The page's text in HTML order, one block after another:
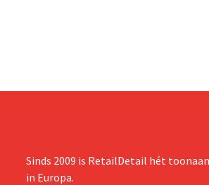
Sinds 2009 is RetailDetail hét
in Europa.